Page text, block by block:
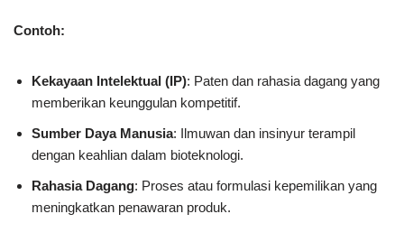
Contoh:
Kekayaan Intelektual (IP): Paten dan rahasia dagang yang
memberikan keunggulan kompetitif.
Sumber Daya Manusia: Ilmuwan dan insinyur terampil
dengan keahlian dalam bioteknologi.
Rahasia Dagang: Proses atau formulasi kepemilikan yang
meningkatkan penawaran produk.